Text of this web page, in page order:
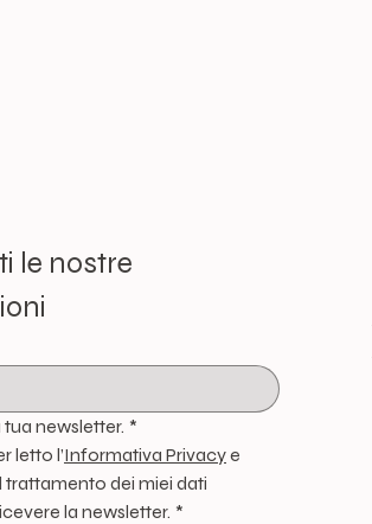
le nostre
tua newsletter. *
letto l’Informativa Privacy e
dei miei dati
la newsletter. *